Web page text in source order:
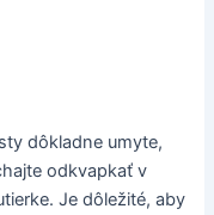
dôkladne umyte,
odkvapkať v
Je dôležité, aby